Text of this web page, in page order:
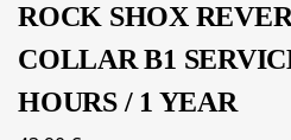
ROCK SHOX
COLLAR B1
HOURS / 1 YEAR